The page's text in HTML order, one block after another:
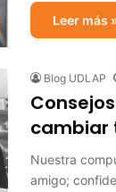
Leer más
Blog UDLAP
cambiar
Nuestra
amigo;